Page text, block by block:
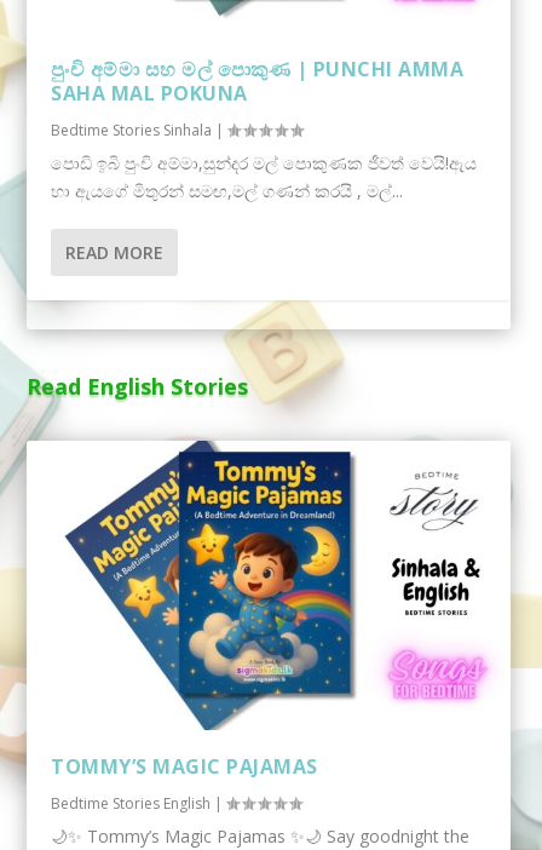
පුංචි අම්මා සහ මල් පොකුණ | PUNCHI AMMA
SAHA MAL POKUNA
Bedtime Stories Sinhala |
පොඩි ඉබි පුංචි අම්මා,සුන්දර මල් පොකුණක ජීවත් වෙයි!ඇය
හා ඇයගේ මිතුරන් සමඟ,මල් ගණන් කරයි , මල්...
READ MORE
Read English Stories
TOMMY’S MAGIC PAJAMAS
Bedtime Stories English |
🌙✨ Tommy’s Magic Pajamas ✨🌙 Say goodnight the